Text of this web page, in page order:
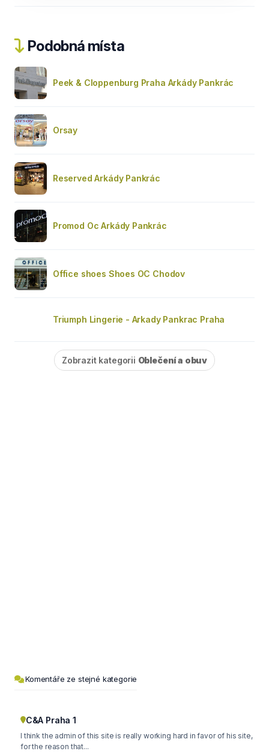
Podobná místa
Peek & Cloppenburg Praha Arkády Pankrác
Orsay
Reserved Arkády Pankrác
Promod Oc Arkády Pankrác
Office shoes Shoes OC Chodov
Triumph Lingerie - Arkady Pankrac Praha
Zobrazit kategorii Oblečení a obuv
Komentáře ze stejné kategorie
C&A Praha 1
I think the admin of this site is really working hard in favor of his site,
for the reason that...